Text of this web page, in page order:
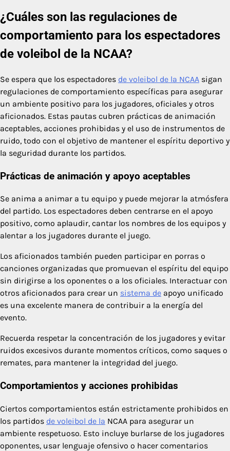
¿Cuáles son las regulaciones de
comportamiento para los espectadores
de voleibol de la NCAA?
Se espera que los espectadores de voleibol de la NCAA sigan
regulaciones de comportamiento específicas para asegurar
un ambiente positivo para los jugadores, oficiales y otros
aficionados. Estas pautas cubren prácticas de animación
aceptables, acciones prohibidas y el uso de instrumentos de
ruido, todo con el objetivo de mantener el espíritu deportivo y
la seguridad durante los partidos.
Prácticas de animación y apoyo aceptables
Se anima a animar a tu equipo y puede mejorar la atmósfera
del partido. Los espectadores deben centrarse en el apoyo
positivo, como aplaudir, cantar los nombres de los equipos y
alentar a los jugadores durante el juego.
Los aficionados también pueden participar en porras o
canciones organizadas que promuevan el espíritu del equipo
sin dirigirse a los oponentes o a los oficiales. Interactuar con
otros aficionados para crear un sistema de apoyo unificado
es una excelente manera de contribuir a la energía del
evento.
Recuerda respetar la concentración de los jugadores y evitar
ruidos excesivos durante momentos críticos, como saques o
remates, para mantener la integridad del juego.
Comportamientos y acciones prohibidas
Ciertos comportamientos están estrictamente prohibidos en
los partidos de voleibol de la NCAA para asegurar un
ambiente respetuoso. Esto incluye burlarse de los jugadores
oponentes, usar lenguaje ofensivo o hacer comentarios